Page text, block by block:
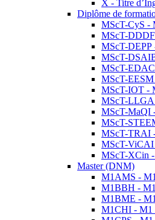
X - Titre
Diplôme de
MScT-CyS -
MScT-
MScT-DEPP
MScT-
MScT-
MScT-EESM
MScT-IOT -
MScT-LLGA
MScT-MaQI
MScT-
MScT-TRAI
MScT-ViCAI
MScT-XCin
Master (DNM)
M1AMS -
M1BBH -
M1BME -
M1CHI - M1